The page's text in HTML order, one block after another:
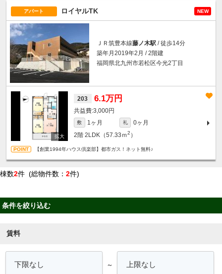
アパート ロイヤルTK NEW
ＪＲ筑豊本線藤ノ木駅 / 徒歩14分
築年月2019年2月 / 2階建
福岡県北九州市若松区今光2丁目
203 6.1万円
3,000円
敷 1ヶ月 礼
0ヶ月
2階 2LDK（57.33ｍ2 ）
【創業1994年ハウス倶楽部】都市ガス！ネット無料♪
棟数2件 (総物件数： 2件)
条件を絞り込む
賃料
～